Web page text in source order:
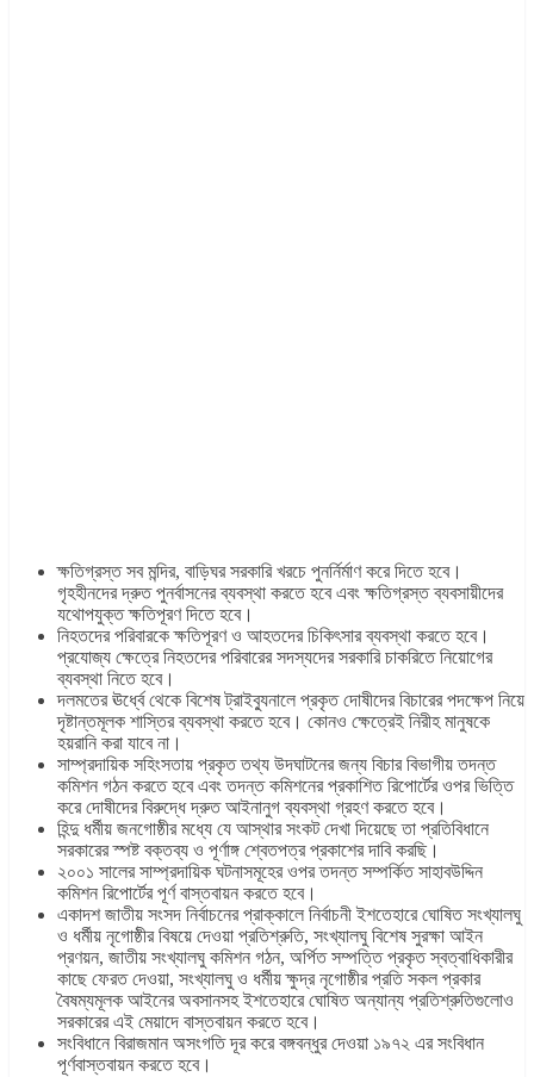
ক্ষতিগ্রস্ত সব মন্দির, বাড়িঘর সরকারি খরচে পুনর্নির্মাণ করে দিতে হবে।
গৃহহীনদের দ্রুত পুনর্বাসনের ব্যবস্থা করতে হবে এবং ক্ষতিগ্রস্ত ব্যবসায়ীদের
যথোপযুক্ত ক্ষতিপূরণ দিতে হবে।
নিহতদের পরিবারকে ক্ষতিপূরণ ও আহতদের চিকিৎসার ব্যবস্থা করতে হবে।
প্রযোজ্য ক্ষেত্রে নিহতদের পরিবারের সদস্যদের সরকারি চাকরিতে নিয়োগের
ব্যবস্থা নিতে হবে।
দলমতের ঊর্ধ্বে থেকে বিশেষ ট্রাইব্যুনালে প্রকৃত দোষীদের বিচারের পদক্ষেপ নিয়ে
দৃষ্টান্তমূলক শাস্তির ব্যবস্থা করতে হবে। কোনও ক্ষেত্রেই নিরীহ মানুষকে
হয়রানি করা যাবে না।
সাম্প্রদায়িক সহিংসতায় প্রকৃত তথ্য উদঘাটনের জন্য বিচার বিভাগীয় তদন্ত
কমিশন গঠন করতে হবে এবং তদন্ত কমিশনের প্রকাশিত রিপোর্টের ওপর ভিত্তি
করে দোষীদের বিরুদ্ধে দ্রুত আইনানুগ ব্যবস্থা গ্রহণ করতে হবে।
হিন্দু ধর্মীয় জনগোষ্ঠীর মধ্যে যে আস্থার সংকট দেখা দিয়েছে তা প্রতিবিধানে
সরকারের স্পষ্ট বক্তব্য ও পূর্ণাঙ্গ শ্বেতপত্র প্রকাশের দাবি করছি।
২০০১ সালের সাম্প্রদায়িক ঘটনাসমূহের ওপর তদন্ত সম্পর্কিত সাহাবউদ্দিন
কমিশন রিপোর্টের পূর্ণ বাস্তবায়ন করতে হবে।
একাদশ জাতীয় সংসদ নির্বাচনের প্রাক্কালে নির্বাচনী ইশতেহারে ঘোষিত সংখ্যালঘু
ও ধর্মীয় নৃগোষ্ঠীর বিষয়ে দেওয়া প্রতিশ্রুতি, সংখ্যালঘু বিশেষ সুরক্ষা আইন
প্রণয়ন, জাতীয় সংখ্যালঘু কমিশন গঠন, অর্পিত সম্পত্তি প্রকৃত স্বত্বাধিকারীর
কাছে ফেরত দেওয়া, সংখ্যালঘু ও ধর্মীয় ক্ষুদ্র নৃগোষ্ঠীর প্রতি সকল প্রকার
বৈষম্যমূলক আইনের অবসানসহ ইশতেহারে ঘোষিত অন্যান্য প্রতিশ্রুতিগুলোও
সরকারের এই মেয়াদে বাস্তবায়ন করতে হবে।
সংবিধানে বিরাজমান অসংগতি দূর করে বঙ্গবন্ধুর দেওয়া ১৯৭২ এর সংবিধান
পূর্ণবাস্তবায়ন করতে হবে।